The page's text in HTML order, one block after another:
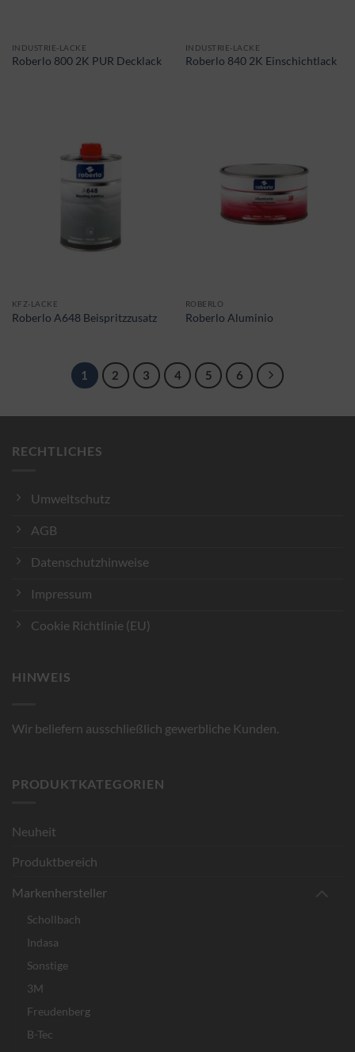
INDUSTRIE-LACKE
Roberlo 800 2K PUR Decklack
INDUSTRIE-LACKE
Roberlo 840 2K Einschichtlack
KFZ-LACKE
Roberlo A648 Beispritzzusatz
ROBERLO
Roberlo Aluminio
1 2 3 4 5 6
RECHTLICHES
Umweltschutz
AGB
Datenschutzhinweise
Impressum
Cookie Richtlinie (EU)
HINWEIS
Wir beliefern ausschließlich gewerbliche Kunden.
PRODUKTKATEGORIEN
Neuheit
Produktbereich
Markenhersteller
Schollbach
Indasa
Sonstige
3M
Freudenberg
B-Tec